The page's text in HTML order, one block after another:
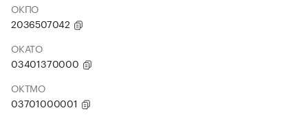
ОКПО
2036507042
ОКАТО
03401370000
ОКТМО
03701000001